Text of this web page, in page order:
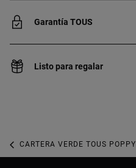
Garantía TOUS
Listo para regalar
CARTERA VERDE TOUS POPPY